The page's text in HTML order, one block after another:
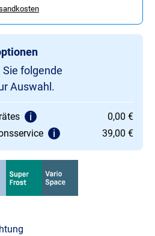
folgende
Auswahl.
0,00 €
39,00 €